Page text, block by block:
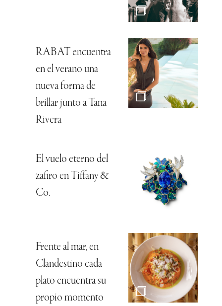
RABAT encuentra
en el verano una
nueva forma de
brillar junto a Tana
Rivera
El vuelo eterno del
zafiro en Tiffany &
Co.
Frente al mar, en
Clandestino cada
plato encuentra su
propio momento